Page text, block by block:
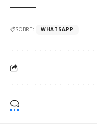
SOBRE: WHATSAPP